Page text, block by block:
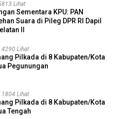
Lihat
Sementara KPU: PAN
Suara di Pileg DPR RI Dapil
II
4290 Lihat
Pilkada di 8 Kabupaten/Kota
Pegunungan
1804 Lihat
Pilkada di 8 Kabupaten/Kota
Tengah